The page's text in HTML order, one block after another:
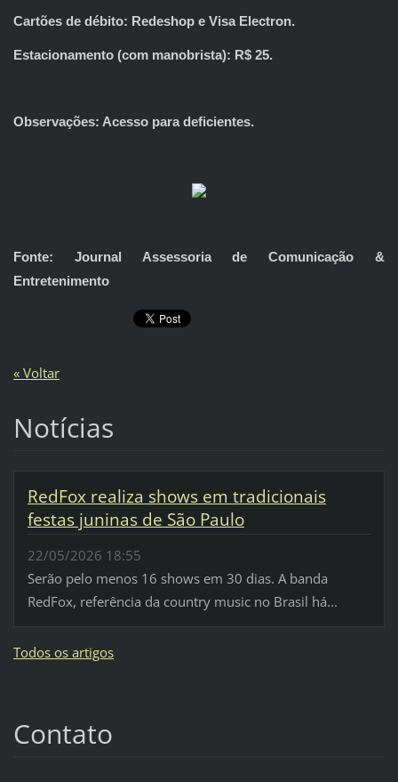
Cartões de débito: Redeshop e Visa Electron.
Estacionamento (com manobrista): R$ 25.
Observações: Acesso para deficientes.
Fonte: Journal Assessoria de Comunicação &
Entretenimento
« Voltar
Notícias
RedFox realiza shows em tradicionais
festas juninas de São Paulo
22/05/2026 18:55
Serão pelo menos 16 shows em 30 dias. A banda
RedFox, referência da country music no Brasil há...
Todos os artigos
Contato